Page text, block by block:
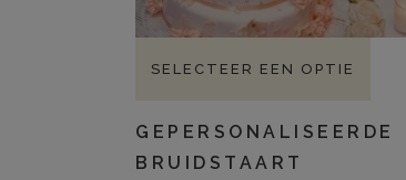
SELECTEER EEN OPTIE
GEPERSONALISEERDE
BRUIDSTAART